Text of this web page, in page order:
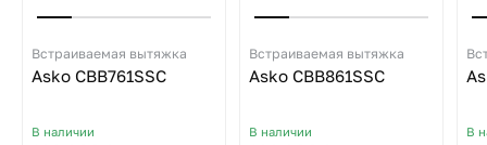
Встраиваемая вытяжка
Asko CBB761SSC
В наличии
Встраиваемая вытяжка
Asko CBB861SSC
В наличии В